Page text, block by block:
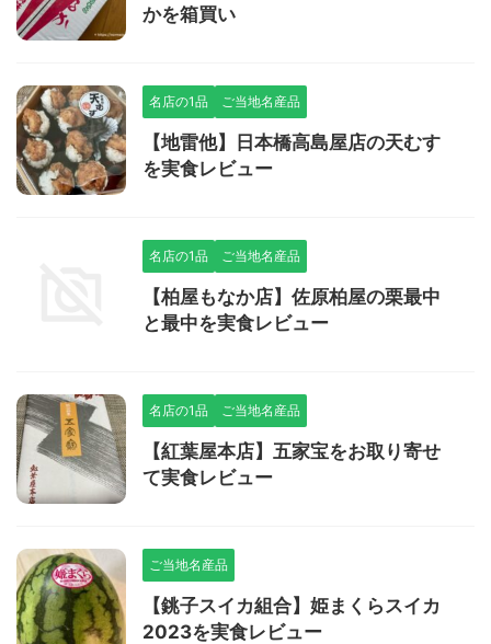
かを箱買い
名店の1品 ご当地名産品
【地雷他】日本橋高島屋店の天むす
を実食レビュー
名店の1品 ご当地名産品
【柏屋もなか店】佐原柏屋の栗最中
と最中を実食レビュー
名店の1品 ご当地名産品
【紅葉屋本店】五家宝をお取り寄せ
て実食レビュー
ご当地名産品
【銚子スイカ組合】姫まくらスイカ
2023を実食レビュー